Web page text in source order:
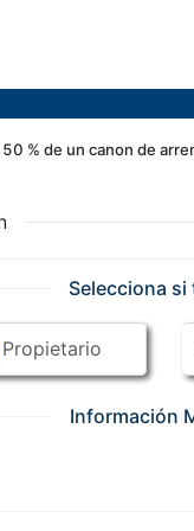
% de un canon de
Selecciona si
Propietario
Información